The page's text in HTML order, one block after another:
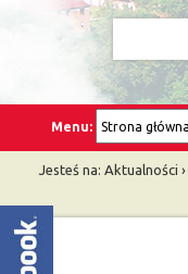
Menu:
Jesteś na: Aktualności ›